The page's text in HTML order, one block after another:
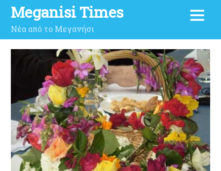
Meganisi Times
Νέα από το Μεγανήσι